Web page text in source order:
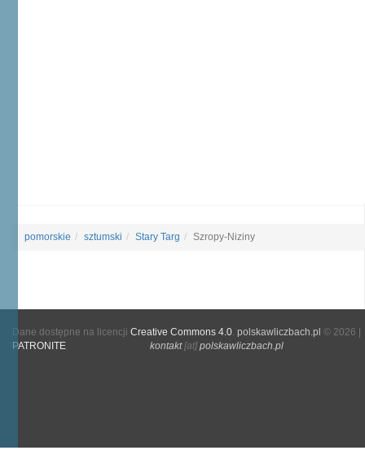
pomorskie sztumski Stary Targ Szropy-Niziny
Dane dostępne na licencji Creative Commons 4.0. polskawliczbach.pl © 2026 |
PATRONITE
kontakt[at]polskawliczbach.pl